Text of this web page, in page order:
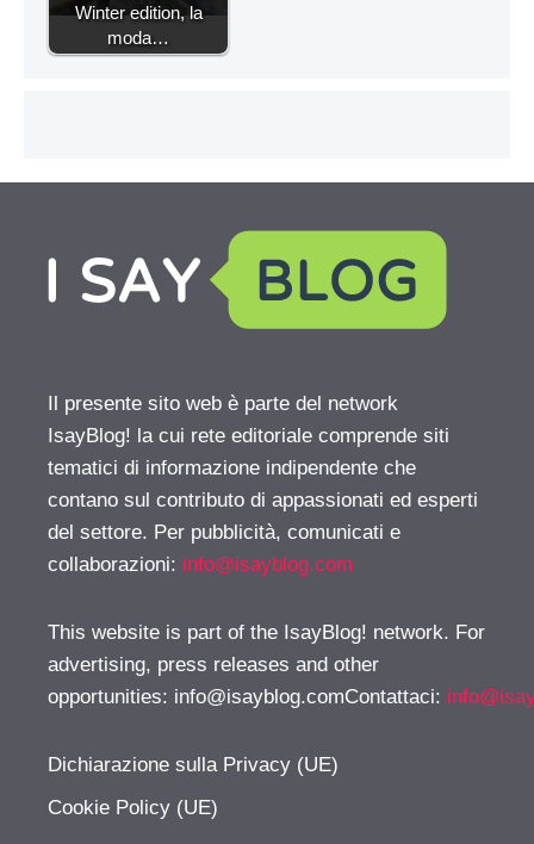
Winter edition, la
moda…
Il presente sito web è parte del network
IsayBlog! la cui rete editoriale comprende siti
tematici di informazione indipendente che
contano sul contributo di appassionati ed esperti
del settore. Per pubblicità, comunicati e
collaborazioni: info@isayblog.com
This website is part of the IsayBlog! network. For
advertising, press releases and other
opportunities: info@isayblog.comContattaci:
Dichiarazione sulla Privacy (UE)
Cookie Policy (UE)